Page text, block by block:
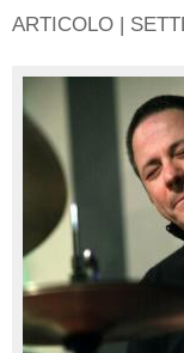
ARTICOLO |